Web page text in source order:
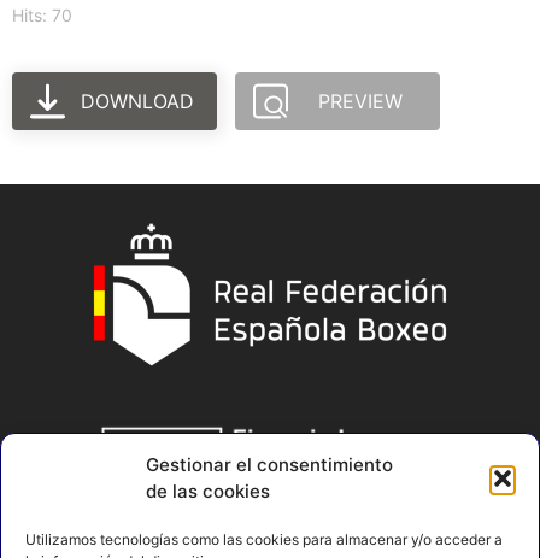
Gestionar el consentimiento
de las cookies
Utilizamos tecnologías como las cookies para almacenar y/o acceder a
Hits: 70
DOWNLOAD PREVIEW